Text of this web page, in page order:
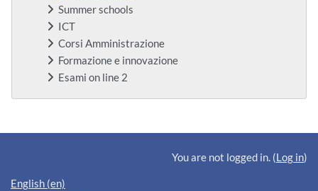
Summer schools
ICT
Corsi Amministrazione
Formazione e innovazione
Esami on line 2
Supplementary blocks
You are not logged in. (Log in)
English ‎(en)‎